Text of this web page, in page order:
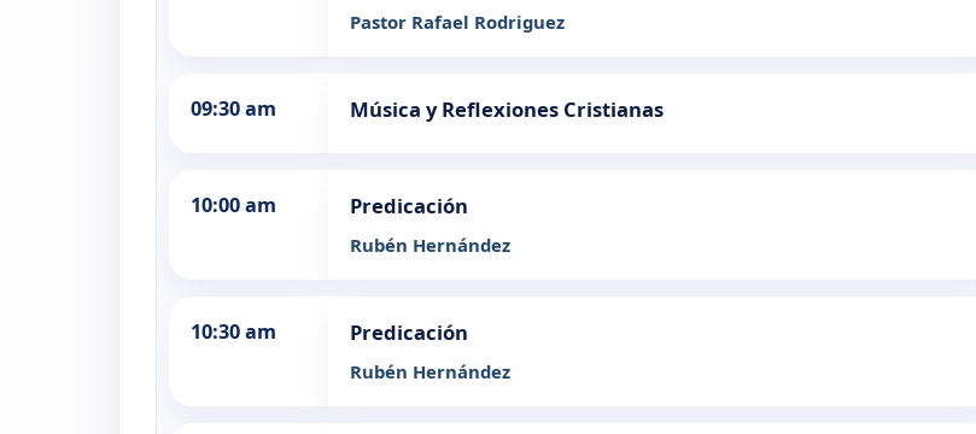
Pastor Rafael Rodriguez
09:30 am Música y Reflexiones Cristianas
10:00 am Predicación
Rubén Hernández
10:30 am Predicación
Rubén Hernández